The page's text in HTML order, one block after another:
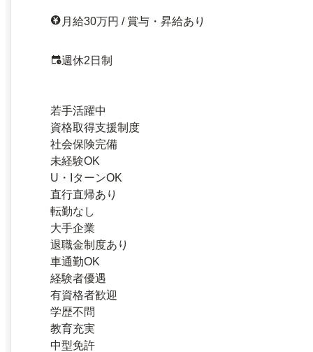
月給30万円 / 賞与・昇給あり
週休2日制
若手活躍中
資格取得支援制度
社会保険完備
未経験OK
U・IターンOK
直行直帰あり
転勤なし
大手企業
退職金制度あり
車通勤OK
経験者優遇
有資格者歓迎
学歴不問
教育充実
中型免許